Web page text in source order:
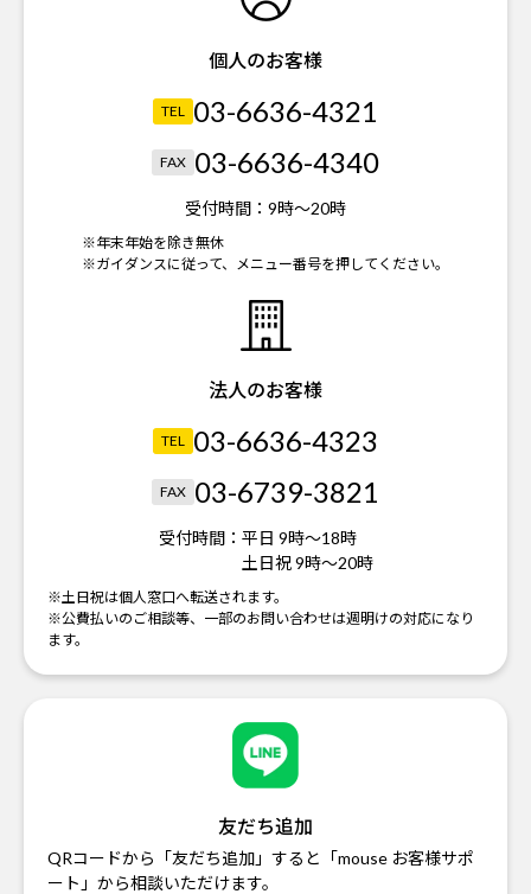
個人のお客様
TEL 03-6636-4321
FAX 03-6636-4340
受付時間： 9時～20時
※年末年始を除き無休
※ガイダンスに従って、メニュー番号を押してください。
法人のお客様
TEL 03-6636-4323
FAX 03-6739-3821
受付時間： 平日 9時～18時
土日祝 9時～20時
※土日祝は個人窓口へ転送されます。
※公費払いのご相談等、一部のお問い合わせは週明けの対応になり
ます。
友だち追加
QRコードから「友だち追加」すると「mouse お客様サポ
ート」から相談いただけます。